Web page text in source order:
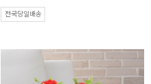
전국당일배송